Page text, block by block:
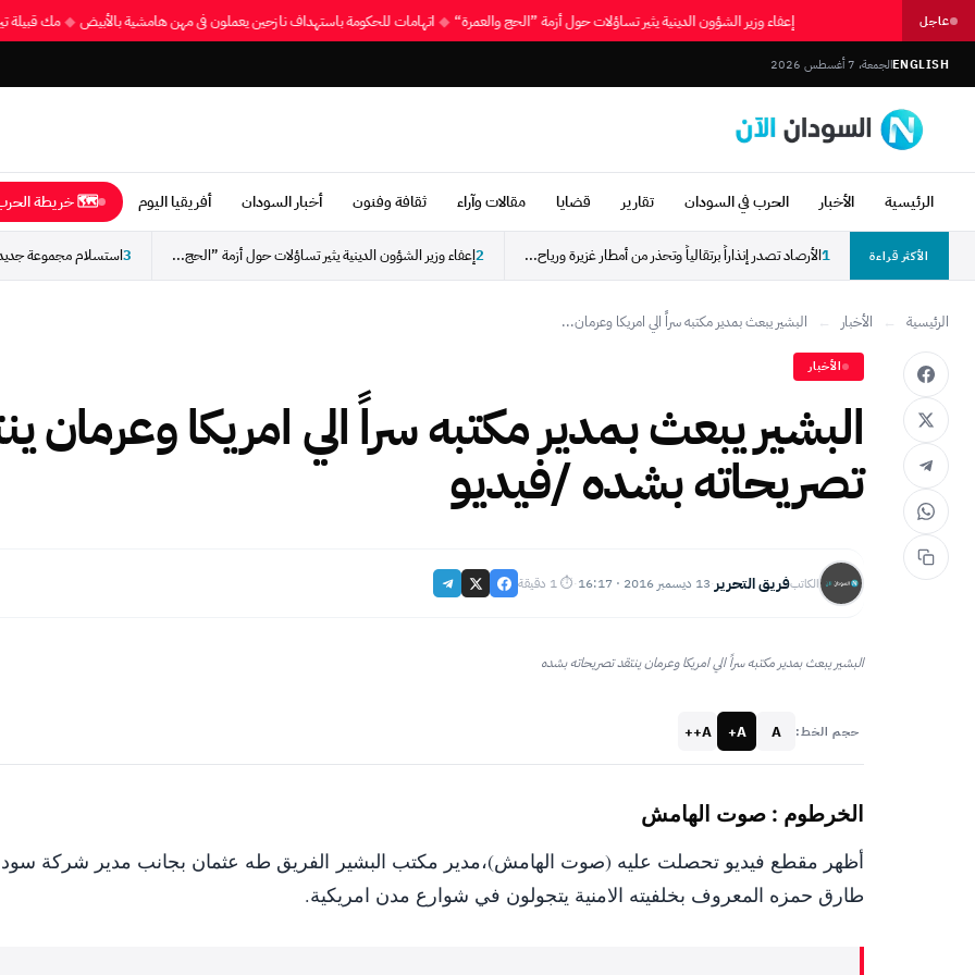
عاجل إعفاء وزير الشؤون الدينية يثير تساؤلات حول أزمة ”الحج والعمرة“ ◆ اتهامات للحكومة باستهداف نازحين يعملون في مهن هامشية بالأبيض ◆ مك
ENGLISHالجمعة، 7 أغسطس 2026
الرئيسية الأخبار الحرب في السودان تقارير قضايا مقالات وآراء ثقافة وفنون أخبار السودان أفريقيا اليوم 🗺 خريطة
الأكثر قراءة 1الأرصاد تصدر إنذاراً برتقالياً وتحذر من أمطار غزيرة ورياح... 2إعفاء وزير الشؤون الدينية يثير تساؤلات حول أزمة ”الحج... 3
الرئيسية ← الأخبار ← البشير يبعث بمدير مكتبه سراً الي امريكا وعرمان...
الأخبار
البشير يبعث بمدير مكتبه سراً الي امريكا وعرمان
تصريحاته بشده /فيديو
الكاتبفريق التحرير·13 ديسمبر 2016 · 16:17 ·⏱ 1 دقيقة
البشير يبعث بمدير مكتبه سراً الي امريكا وعرمان ينتقد تصريحاته بشده
حجم الخط: A
A+
A++
الخرطوم : صوت الهامش
أظهر مقطع فيديو تحصلت عليه (صوت الهامش)،مدير مكتب البشير الفريق طه عثمان بجانب مدير شركة
طارق حمزه المعروف بخلفيته الامنية يتجولون في شوارع مدن امريكية.